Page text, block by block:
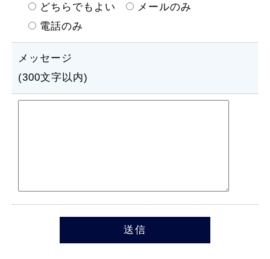
どちらでもよい
メールのみ
電話のみ
メッセージ
(300文字以内)